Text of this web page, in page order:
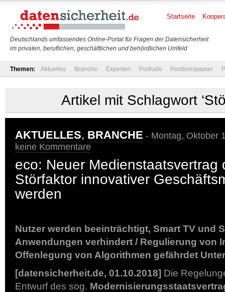
Deutschlands umfassendes Online-Portal für Fragen der Datensicherheit
im privaten, beruflichen, geschäftlichen und behördlichen Umfeld
Startseite
Themen: Aktuelles Branche Experten Portraits Positionspapier
Artikel mit Schlagwort
AKTUELLES, BRANCHE - Montag, Oktober
keine Kommentare
eco: Neuer Medienstaatsvertrag
Störfaktor innovativer
werden
Nutzer werden beeinträchtigt, Smart TV und
Anwendungen verhindert / Regulierung von
Offenlegung von Algorithmen gefährdet
[datensicherheit.de, 01.10.2018] Die
Entwurf des sog.